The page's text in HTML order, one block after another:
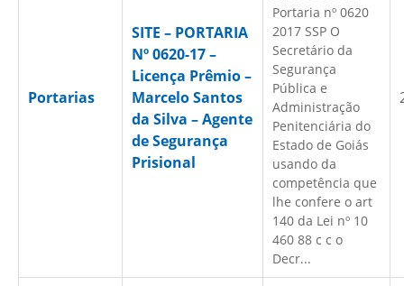
Portarias
SITE – PORTARIA
Nº 0620-17 –
Licença Prêmio –
Marcelo Santos
da Silva – Agente
de Segurança
Prisional
Portaria nº 0620
2017 SSP O
Secretário da
Segurança
Pública e
Administração
Penitenciária do
Estado de Goiás
usando da
competência que
lhe confere o art
140 da Lei nº 10
460 88 c c o
Decr...